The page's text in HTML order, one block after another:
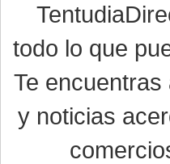
todo lo que
Te
y noticias